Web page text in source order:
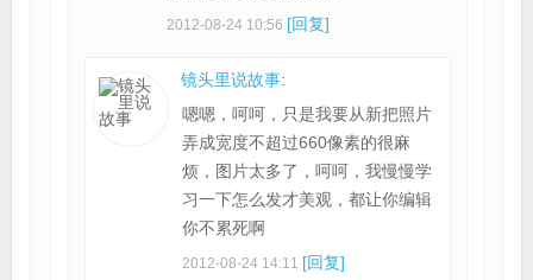
2012-08-24 10:56 [回复]
镜头里说故事:
嗯嗯，呵呵，只是我要从新把照片
弄成宽度不超过660像素的很麻
烦，图片太多了，呵呵，我慢慢学
习一下怎么发才美观，都让你编辑
你不累死啊
2012-08-24 14:11 [回复]